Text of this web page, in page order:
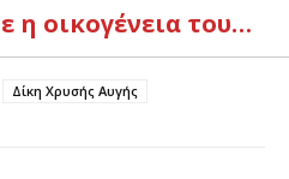
η οικογένεια του…
Δίκη Χρυσής Αυγής